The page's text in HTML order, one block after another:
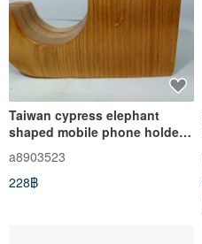
Taiwan cypress elephant
shaped mobile phone holder
a8903523
228฿